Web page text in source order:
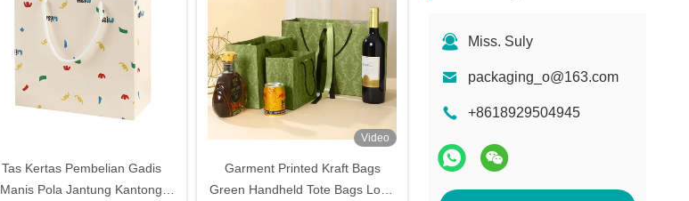
Miss. Suly
packaging_o@163.com
+8618929504945
Tas Kertas Pembelian Gadis
Manis Pola Jantung Kantong
Video
Garment Printed Kraft Bags
Green Handheld Tote Bags Logo